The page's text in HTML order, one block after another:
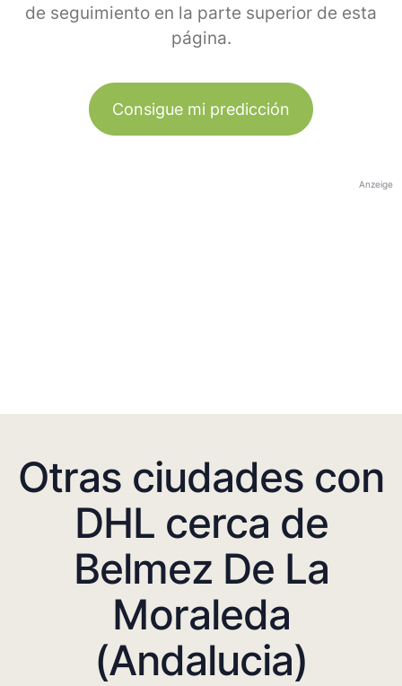
de seguimiento en la parte superior de esta
página.
Consigue mi predicción
Anzeige
Otras ciudades con
DHL cerca de
Belmez De La
Moraleda
(Andalucia)